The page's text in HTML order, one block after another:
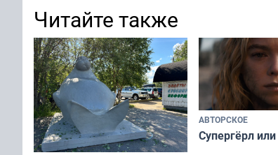
Читайте также
АВТОРСКОЕ
Супергёрл